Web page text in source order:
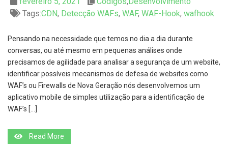
Tags:CDN, Detecção WAFs, WAF, WAF-Hook, wafhook
Pensando na necessidade que temos no dia a dia durante
conversas, ou até mesmo em pequenas análises onde
precisamos de agilidade para analisar a segurança de um website,
identificar possíveis mecanismos de defesa de websites como
WAF’s ou Firewalls de Nova Geração nós desenvolvemos um
aplicativo mobile de simples utilização para a identificação de
WAF’s […]
Read More